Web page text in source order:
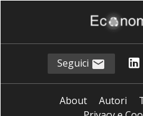
Seguici
About Autori